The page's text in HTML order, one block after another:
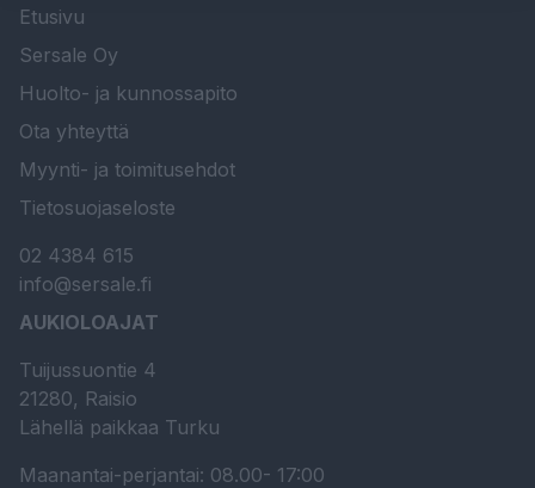
Etusivu
Sersale Oy
Huolto- ja kunnossapito
Ota yhteyttä
Myynti- ja toimitusehdot
Tietosuojaseloste
02 4384 615
info@sersale.fi
AUKIOLOAJAT
Tuijussuontie 4
21280, Raisio
Lähellä paikkaa Turku
Maanantai-perjantai: 08.00- 17:00